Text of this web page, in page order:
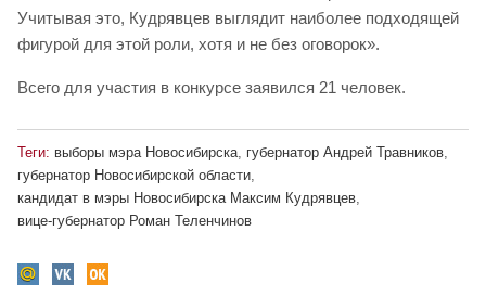
Учитывая это, Кудрявцев выглядит наиболее подходящей
фигурой для этой роли, хотя и не без оговорок».
Всего для участия в конкурсе заявился 21 человек.
Теги: выборы мэра Новосибирска губернатор Андрей Травников
губернатор Новосибирской области
кандидат в мэры Новосибирска Максим Кудрявцев,
вице-губернатор Роман Теленчинов